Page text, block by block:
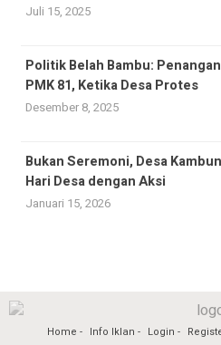
Juli 15, 2025
Politik Belah Bambu:
PMK 81, Ketika Desa Protes
Desember 8, 2025
Bukan Seremoni, Desa
Hari Desa dengan Aksi
Januari 15, 2026
Home Info Iklan Login